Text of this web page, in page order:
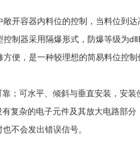
开容器内料位的控制，当料位到
器采用隔爆形式，防爆等级为
便，是一种较理想的简易料位控制
可水平、倾斜与垂直安装，安装
杂的电子元件及其放大电路部分
不会发出错误信号。